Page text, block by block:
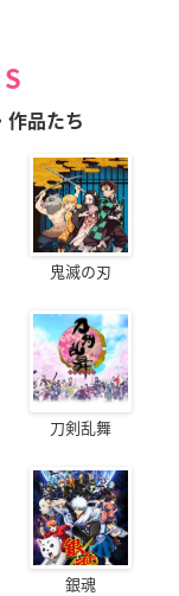
作品たち
鬼滅の刃
刀剣乱舞
銀魂